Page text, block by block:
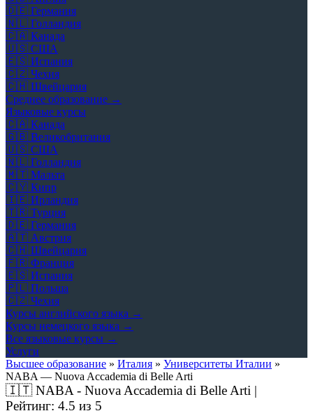
🇩🇪 Германия
🇳🇱 Голландия
🇨🇦 Канада
🇺🇸 США
🇪🇸 Испания
🇨🇿 Чехия
🇨🇭 Швейцария
Среднее образование →
Языковые курсы
🇨🇦 Канада
🇬🇧 Великобритания
🇺🇸 США
🇳🇱 Голландия
🇲🇹 Мальта
🇨🇾 Кипр
🇮🇪 Ирландия
🇹🇷 Турция
🇩🇪 Германия
🇦🇹 Австрия
🇨🇭 Швейцария
🇫🇷 Франция
🇪🇸 Испания
🇵🇱 Польша
🇨🇿 Чехия
Курсы английского языка →
Курсы немецкого языка →
Все языковые курсы →
Услуги
Высшее образование » Италия » Университеты Италии »
NABA — Nuova Accademia di Belle Arti
🇮🇹NABA - Nuova Accademia di Belle Arti |
Рейтинг: 4.5 из 5